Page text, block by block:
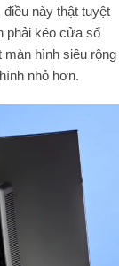
này thật tuyệt
phải kéo cửa sổ
hình siêu rộng
nhỏ hơn.